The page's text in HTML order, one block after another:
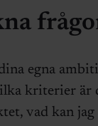
egna
kriterier är
vad kan